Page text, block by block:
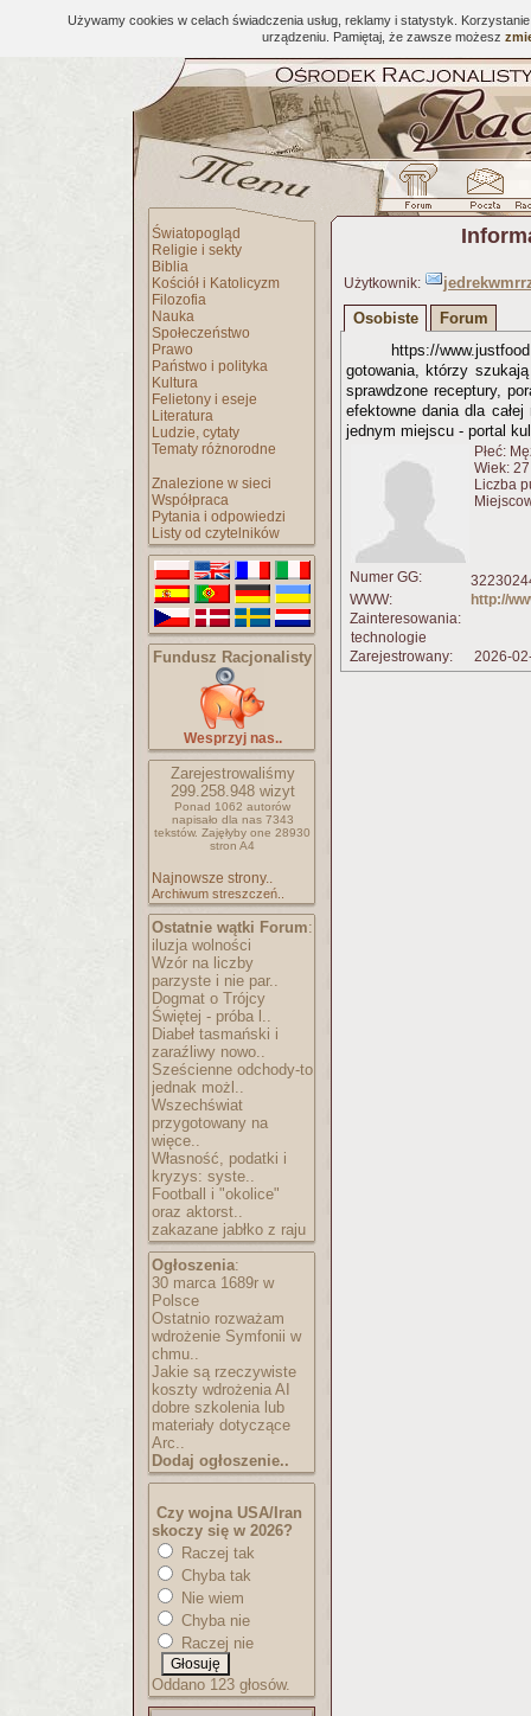
Używamy cookies w celach świadczenia usług, reklamy i statystyk.
urządzeniu. Pamiętaj, że zawsze możesz
Światopogląd
Religie i sekty
Biblia
Kościół i Katolicyzm
Filozofia
Nauka
Społeczeństwo
Prawo
Państwo i polityka
Kultura
Felietony i eseje
Literatura
Ludzie, cytaty
Tematy różnorodne
Znalezione w sieci
Współpraca
Pytania i odpowiedzi
Listy od czytelników
Fundusz Racjonalisty
Wesprzyj nas..
Zarejestrowaliśmy
299.258.948wizyt
Ponad 1062 autorów
napisało dla nas 7343
tekstów. Zajęłyby one 28930
stron A4
Najnowsze strony..
Archiwum streszczeń..
Ostatnie wątki Forum:
iluzja wolności
Wzór na liczby
parzyste i nie par..
Dogmat o Trójcy
Świętej - próba l..
Diabeł tasmański i
zaraźliwy nowo..
Sześcienne odchody-to
jednak możl..
Wszechświat
przygotowany na
więce..
Własność, podatki i
kryzys: syste..
Football i "okolice"
oraz aktorst..
zakazane jabłko z raju
Ogłoszenia:
30 marca 1689r w
Polsce
Ostatnio rozważam
wdrożenie Symfonii w
chmu..
Jakie są rzeczywiste
koszty wdrożenia AI
dobre szkolenia lub
materiały dotyczące
Arc..
Dodaj ogłoszenie..
Czy wojna USA/Iran
skoczy się w 2026?
Raczej tak
Chyba tak
Nie wiem
Chyba nie
Raczej nie
Oddano 123 głosów.
Użytkownik:
Osobiste
Forum
https://
gotowania, którzy
sprawdzone receptury,
efektowne dania dla
jednym miejscu - portal
Płeć:
Wiek:
Liczba
Numer GG:
WWW:
http://
Zainteresowania:
technologie
Zarejestrowany:
2026-